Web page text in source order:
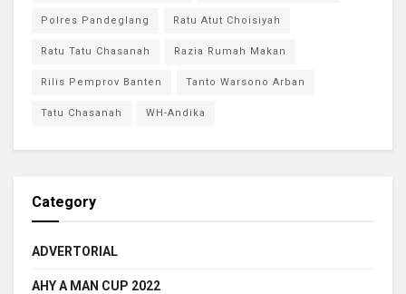
Polres Pandeglang Ratu Atut Choisiyah
Ratu Tatu Chasanah Razia Rumah Makan
Rilis Pemprov Banten Tanto Warsono Arban
Tatu Chasanah WH-Andika
Category
ADVERTORIAL
AHY A MAN CUP 2022